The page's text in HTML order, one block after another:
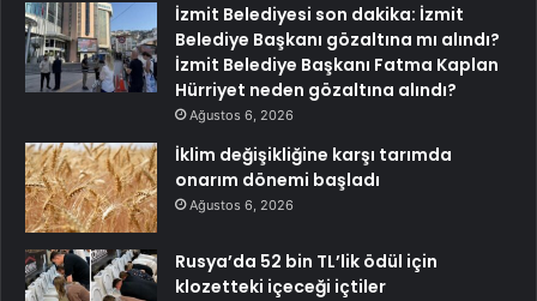
İzmit Belediyesi son dakika: İzmit
Belediye Başkanı gözaltına mı alındı?
İzmit Belediye Başkanı Fatma Kaplan
Hürriyet neden gözaltına alındı?
Ağustos 6, 2026
İklim değişikliğine karşı tarımda
onarım dönemi başladı
Ağustos 6, 2026
Rusya’da 52 bin TL’lik ödül için
klozetteki içeceği içtiler